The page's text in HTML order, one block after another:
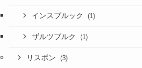
インスブルック (1)
ザルツブルク (1)
リスボン (3)